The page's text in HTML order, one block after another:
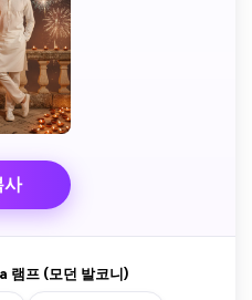
사
램프 (모던 발코니)